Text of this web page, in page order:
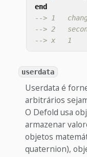
end
--> 1
--> 2
--> x   1
userdata
Userdata é
arbitrários
O Defold usa
armazenar
objetos
quaternion),